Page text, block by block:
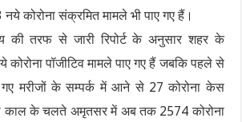
कोरोना संक्रमित मामले भी पाए गए हैं।
की तरफ से जारी रिपोर्ट के अनुसार शहर के
कोरोना पॉजीटिव मामले पाए गए हैं जबकि पहले से
गए मरीजों के सम्पर्क में आने से 27 कोरोना केस
काल के चलते अमृतसर में अब तक 2574 कोरोना